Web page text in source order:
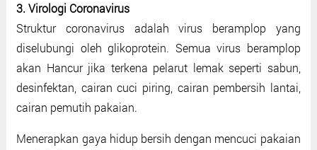
3. Virologi Coronavirus
Struktur coronavirus adalah virus beramplop yang
diselubungi oleh glikoprotein. Semua virus beramplop
akan Hancur jika terkena pelarut lemak seperti sabun,
desinfektan, cairan cuci piring, cairan pembersih lantai,
cairan pemutih pakaian.
Menerapkan gaya hidup bersih dengan mencuci pakaian